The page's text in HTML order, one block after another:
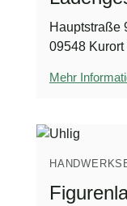
Hauptstraße
09548 Kurort
Mehr